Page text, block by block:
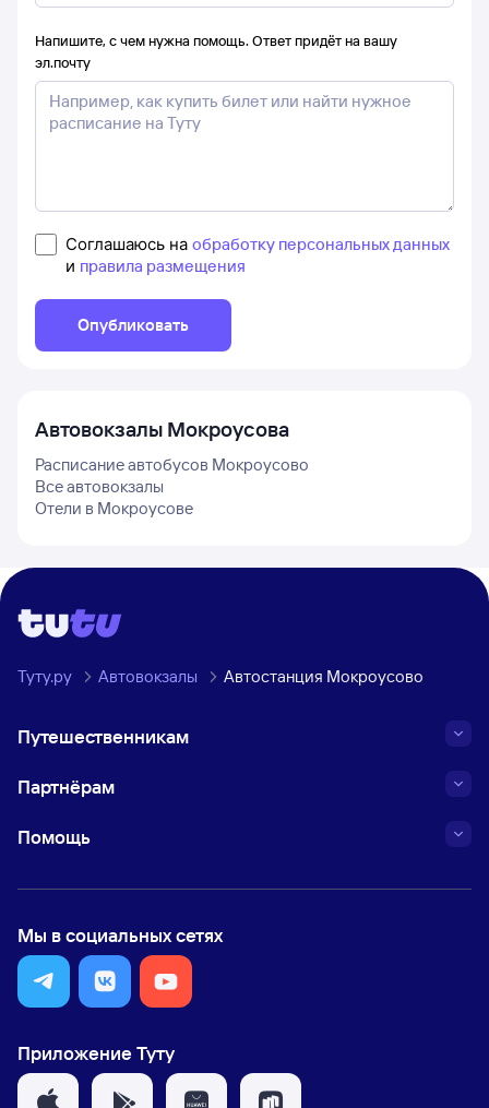
Напишите, с чем нужна помощь. Ответ придёт на вашу
эл.почту
Соглашаюсь на обработку персональных данных
и правила размещения
Опубликовать
Автовокзалы Мокроусова
Расписание автобусов Мокроусово
Все автовокзалы
Отели в Мокроусове
Туту.ру Автовокзалы Автостанция Мокроусово
Путешественникам
Партнёрам
Помощь
Мы в социальных сетях
Приложение Туту